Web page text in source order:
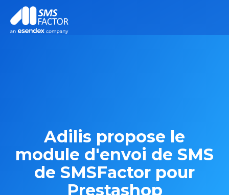
Adilis propose le
module d'envoi de SMS
de SMSFactor pour
Prestashop